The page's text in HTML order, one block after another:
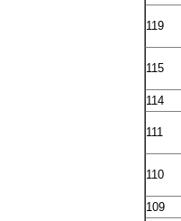
119
115
114
111
110
109